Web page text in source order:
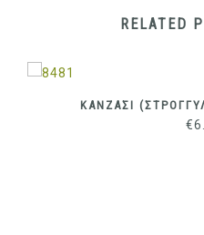
RELATED
ΚΑΝΖΑΣΙ
€